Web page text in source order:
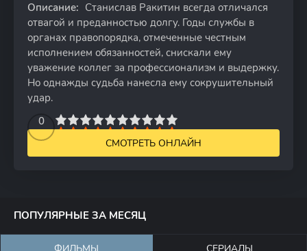
Описание: Станислав Ракитин всегда отличался
отвагой и преданностью долгу. Годы службы в
органах правопорядка, отмеченные честным
исполнением обязанностей, снискали ему
уважение коллег за профессионализм и выдержку.
Но однажды судьба нанесла ему сокрушительный
удар.
0
5 7 8 9 10
СМОТРЕТЬ ОНЛАЙН
ПОПУЛЯРНЫЕ ЗА МЕСЯЦ
ФИЛЬМЫ СЕРИАЛЫ